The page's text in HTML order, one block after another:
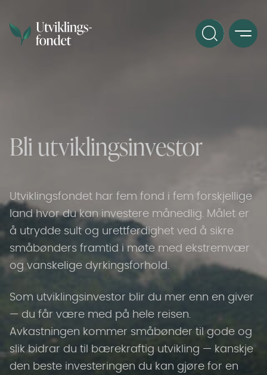
Bli utviklingsinvestor
Utviklingsfondet har fem fond i fem forskjellige
land hvor du kan investere månedlig. Målet er
å utrydde sult og urettferdighet ved å sikre
småbønders framtid i møte med ekstremvær
og vanskelige dyrkingsforhold.
Som utviklingsinvestor blir du mer enn en giver
— du får være med på hele reisen.
Avkastningen kommer småbønder til gode og
slik bidrar du til bærekraftig utvikling — kanskje
den beste investeringen du kan gjøre for en